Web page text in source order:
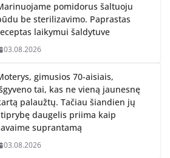
pomidorus šaltuoju
be sterilizavimo. Paprastas
laikymui šaldytuve
03.08.2026
gimusios 70-aisiais,
tai, kas ne vieną jaunesnę
palaužtų. Tačiau šiandien jų
daugelis priima kaip
suprantamą
03.08.2026